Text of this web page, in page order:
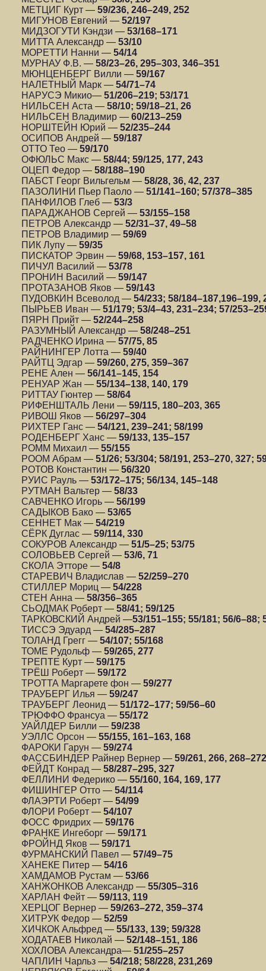
МЕТЦИГ Курт — 59/236, 246–249, 252
МИГУНОВ Евгений — 52/197
МИДЗОГУТИ Кэндзи — 53/168–171
МИТТА Александр — 53/10
МОРЕТТИ Нанни — 54/14
МУРНАУ Ф.В. — 58/23–26, 295–303, 346–351
МЮНЦЕНБЕРГ Вилли — 59/167
НАЛЕТНЫЙ Марк — 54/71–74
НАРУСЭ Микио— 51/206–219; 53/171
НИЛЬСЕН Аста — 58/10; 59/18–21, 26
НИЛЬСЕН Владимир — 60/213–259
НОРШТЕЙН Юрий — 52/235–244
ОСИПОВ Андрей — 59/187
ОТТО Тео — 59/170
ОФЮЛЬС Макс — 58/44; 59/125, 177, 243
ОЦЕП Федор — 58/188–190
ПАБСТ Георг Вильгельм — 58/28, 36, 42, 237
ПАЗОЛИНИ Пьер Паоло — 51/141–160; 57/378–385
ПАНФИЛОВ Глеб — 53/3
ПАРАДЖАНОВ Сергей — 53/155–158
ПЕТРОВ Александр — 52/31–37, 49–58
ПЕТРОВ Владимир — 59/69
ПИК Лупу — 59/35
ПИСКАТОР Эрвин — 59/68, 153–157, 161
ПИЧУЛ Василий — 53/78
ПРОНИН Василий — 59/147
ПРОТАЗАНОВ Яков — 59/143
ПУДОВКИН Всеволод — 54/233; 58/184–187,196–199,
ПЫРЬЕВ Иван — 51/179; 53/4–43, 231–234; 57/
ПЯРН Прийт — 52/244–258
РАЗУМНЫЙ Александр — 58/248–251
РАДЧЕНКО Ирина — 57/75, 85
РАЙНИНГЕР Лотта — 59/40
РАЙТЦ Эдгар — 59/260, 275, 359–367
РЕНЕ Ален — 56/141–145, 154
РЕНУАР Жан — 55/134–138, 140, 179
РИТТАУ Гюнтер — 58/64
РИФЕНШТАЛЬ Лени — 59/115, 180–203, 365
РИВОШ Яков — 56/297–304
РИХТЕР Ганс — 54/121, 239–241; 58/199
РОДЕНБЕРГ Ханс — 59/133, 135–157
РОММ Михаил — 55/155
РООМ Абрам — 51/26; 53/304; 58/191, 253–270, 327;
РОТОВ Константин — 56/320
РУИС Рауль — 53/172–175; 56/134, 145–148
РУТМАН Вальтер — 58/33
САВЧЕНКО Игорь — 56/199
САДЫКОВ Бако — 53/65
СЕННЕТ Мак — 54/219
СЁРК Дуглас — 59/114, 330
СОКУРОВ Александр — 51/5–25; 53/75
СОЛОВЬЕВ Сергей — 53/6, 71
СКОЛА Этторе — 54/8
СТАРЕВИЧ Владислав — 52/259–270
СТИЛЛЕР Мориц — 54/228
СТЕН Анна — 58/356–365
СЬОДМАК Роберт — 58/41; 59/125
ТАРКОВСКИЙ Андрей —53/151–155; 55/181; 56/6–88;
ТИССЭ Эдуард — 54/285–287
ТОЛАНД Грегг — 54/107; 55/168
ТОМЕ Рудольф — 59/265, 277
ТРЕПТЕ Курт — 59/175
ТРЁШ Роберт — 59/172
ТРОТТА Маргарете фон — 59/277
ТРАУБЕРГ Илья — 59/247
ТРАУБЕРГ Леонид — 51/172–177; 59/56–60
ТРЮФФО Франсуа — 55/172
УАЙЛДЕР Билли — 59/238
УЭЛЛС Орсон — 55/155, 161–163, 168
ФАРОКИ Гарун — 59/274
ФАССБИНДЕР Райнер Вернер — 59/261, 266,
ФЕЙДТ Конрад — 58/287–295, 327
ФЕЛЛИНИ Федерико — 55/160, 164, 169, 177
ФИШИНГЕР Отто — 54/114
ФЛАЭРТИ Роберт — 54/99
ФЛОРИ Роберт — 54/107
ФОСС Фридрих — 59/176
ФРАНКЕ Ингеборг — 59/171
ФРОЙНД Яков — 59/171
ФУРМАНСКИЙ Павел — 57/49–75
ХАНЕКЕ Питер — 54/16
ХАМДАМОВ Рустам — 53/66
ХАНЖОНКОВ Александр — 55/305–316
ХАРЛАН Фейт — 59/113, 119
ХЕРЦОГ Вернер — 59/263–272, 359–374
ХИТРУК Федор — 52/59
ХИЧКОК Альфред — 55/133, 139; 59/328
ХОДАТАЕВ Николай — 52/148–151, 186
ХОХЛОВА Александра— 51/255–257
ЧАПЛИН Чарльз — 54/218; 58/228, 231,269